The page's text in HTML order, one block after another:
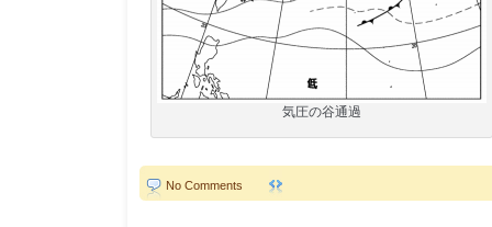
気圧の谷通過
No Comments